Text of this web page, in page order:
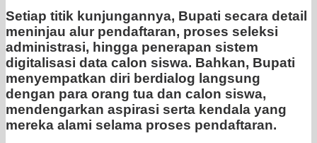
Setiap titik kunjungannya, Bupati secara detail
meninjau alur pendaftaran, proses seleksi
administrasi, hingga penerapan sistem
digitalisasi data calon siswa. Bahkan, Bupati
menyempatkan diri berdialog langsung
dengan para orang tua dan calon siswa,
mendengarkan aspirasi serta kendala yang
mereka alami selama proses pendaftaran.